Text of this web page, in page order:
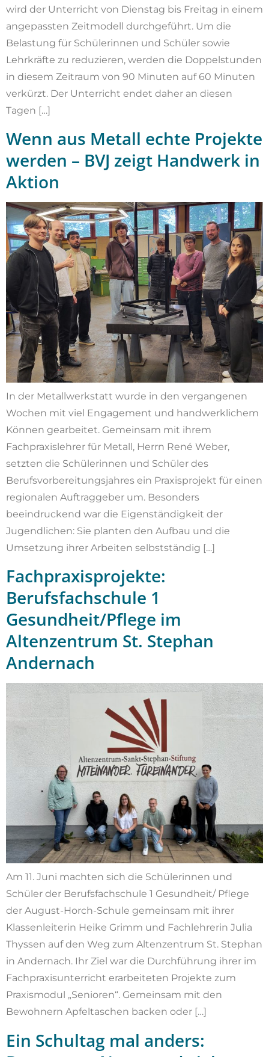
wird der Unterricht von Dienstag bis Freitag in einem
angepassten Zeitmodell durchgeführt. Um die
Belastung für Schülerinnen und Schüler sowie
Lehrkräfte zu reduzieren, werden die Doppelstunden
in diesem Zeitraum von 90 Minuten auf 60 Minuten
verkürzt. Der Unterricht endet daher an diesen
Tagen […]
Wenn aus Metall echte Projekte
werden – BVJ zeigt Handwerk in
Aktion
In der Metallwerkstatt wurde in den vergangenen
Wochen mit viel Engagement und handwerklichem
Können gearbeitet. Gemeinsam mit ihrem
Fachpraxislehrer für Metall, Herrn René Weber,
setzten die Schülerinnen und Schüler des
Berufsvorbereitungsjahres ein Praxisprojekt für einen
regionalen Auftraggeber um. Besonders
beeindruckend war die Eigenständigkeit der
Jugendlichen: Sie planten den Aufbau und die
Umsetzung ihrer Arbeiten selbstständig […]
Fachpraxisprojekte:
Berufsfachschule 1
Gesundheit/Pflege im
Altenzentrum St. Stephan
Andernach
Am 11. Juni machten sich die Schülerinnen und
Schüler der Berufsfachschule 1 Gesundheit/ Pflege
der August-Horch-Schule gemeinsam mit ihrer
Klassenleiterin Heike Grimm und Fachlehrerin Julia
Thyssen auf den Weg zum Altenzentrum St. Stephan
in Andernach. Ihr Ziel war die Durchführung ihrer im
Fachpraxisunterricht erarbeiteten Projekte zum
Praxismodul „Senioren“. Gemeinsam mit den
Bewohnern Apfeltaschen backen oder […]
Ein Schultag mal anders: